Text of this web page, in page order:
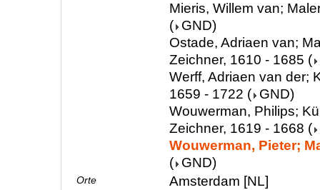
Mieris, Willem van;
( GND)
Ostade, Adriaen van;
Zeichner, 1610 - 1685 (
Werff, Adriaen van der;
1659 - 1722 ( GND)
Wouwerman, Philips;
Zeichner, 1619 - 1668 (
Wouwerman, Pieter;
( GND)
Orte
Amsterdam [NL]